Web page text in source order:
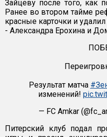
Зайцеву после того, как
Ранее во втором тайме
красные карточки и
- Александра Ерохина и
Результат матча
изменений!
— FC Amkar
Питерский клуб подал